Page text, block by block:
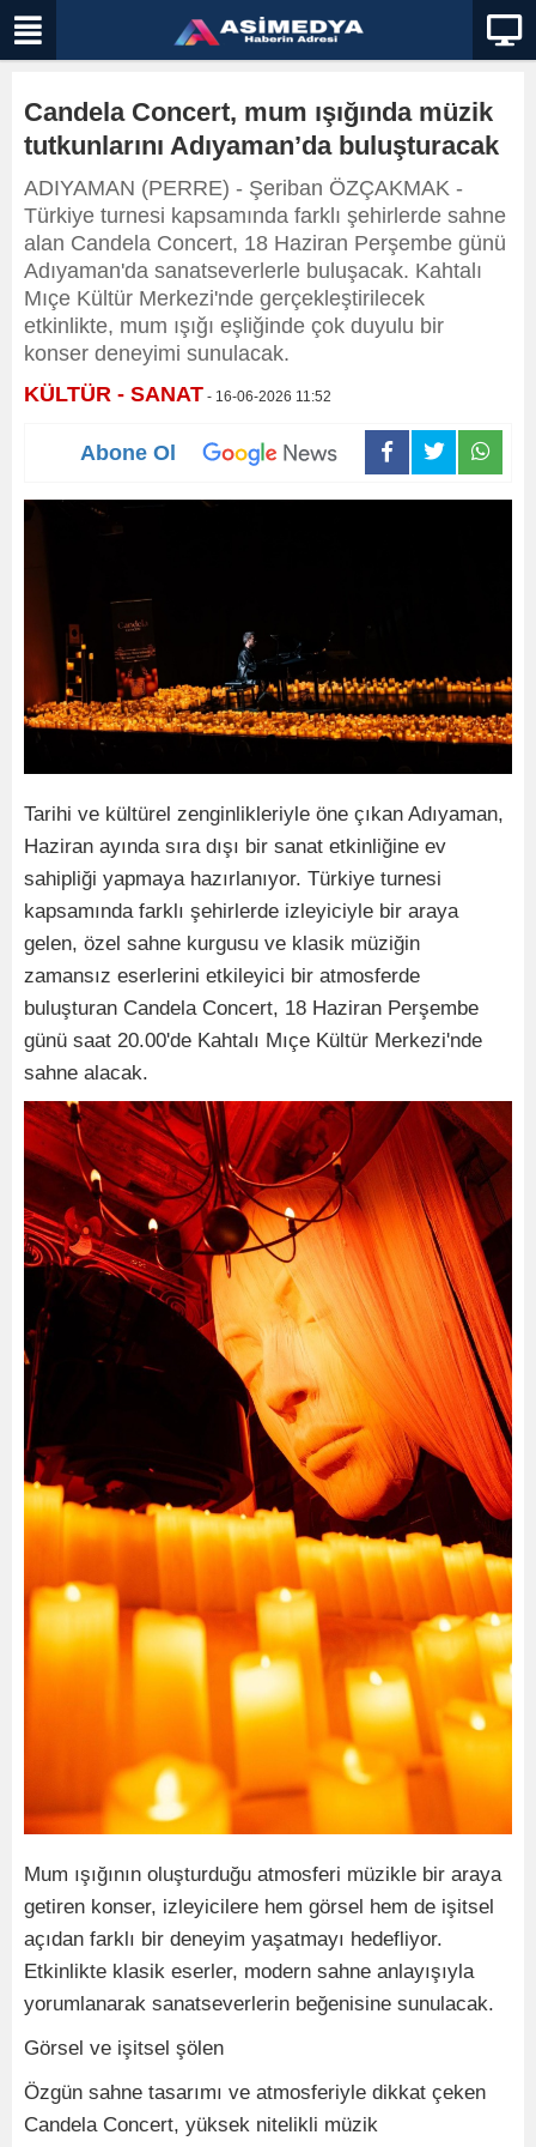
Candela Concert, mum ışığında müzik
tutkunlarını Adıyaman’da buluşturacak
ADIYAMAN (PERRE) - Şeriban ÖZÇAKMAK -
Türkiye turnesi kapsamında farklı şehirlerde sahne
alan Candela Concert, 18 Haziran Perşembe günü
Adıyaman'da sanatseverlerle buluşacak. Kahtalı
Mıçe Kültür Merkezi'nde gerçekleştirilecek
etkinlikte, mum ışığı eşliğinde çok duyulu bir
konser deneyimi sunulacak.
KÜLTÜR - SANAT - 16-06-2026 11:52
Abone Ol
Tarihi ve kültürel zenginlikleriyle öne çıkan Adıyaman,
Haziran ayında sıra dışı bir sanat etkinliğine ev
sahipliği yapmaya hazırlanıyor. Türkiye turnesi
kapsamında farklı şehirlerde izleyiciyle bir araya
gelen, özel sahne kurgusu ve klasik müziğin
zamansız eserlerini etkileyici bir atmosferde
buluşturan Candela Concert, 18 Haziran Perşembe
günü saat 20.00'de Kahtalı Mıçe Kültür Merkezi'nde
sahne alacak.
Mum ışığının oluşturduğu atmosferi müzikle bir araya
getiren konser, izleyicilere hem görsel hem de işitsel
açıdan farklı bir deneyim yaşatmayı hedefliyor.
Etkinlikte klasik eserler, modern sahne anlayışıyla
yorumlanarak sanatseverlerin beğenisine sunulacak.
Görsel ve işitsel şölen
Özgün sahne tasarımı ve atmosferiyle dikkat çeken
Candela Concert, yüksek nitelikli müzik